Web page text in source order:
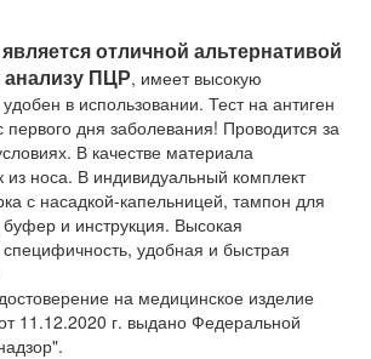
отличной альтернативой
ПЦР, имеет высокую
удобен в использовании. Тест на антиген
первого дня заболевания! Проводится за
В качестве материала
из носа. В индивидуальный комплект
с насадкой-капельницей, тампон для
и инструкция. Высокая
специфичность, удобная и быстрая
на медицинское изделие
11.12.2020 г. выдано Федеральной